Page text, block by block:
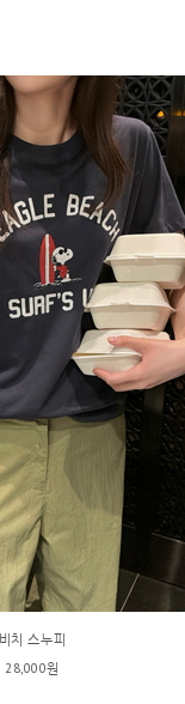
비치 스누피
28,000원